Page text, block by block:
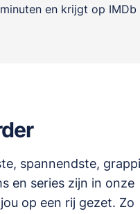
en krijgt op IMDb
spannendste,
en series zijn in onze
op een rij gezet. Zo